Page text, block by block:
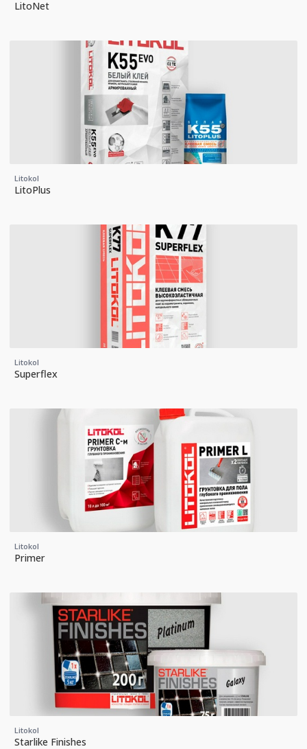
LitoNet
Litokol
LitoPlus
Litokol
Superflex
Litokol
Primer
Litokol
Starlike Finishes